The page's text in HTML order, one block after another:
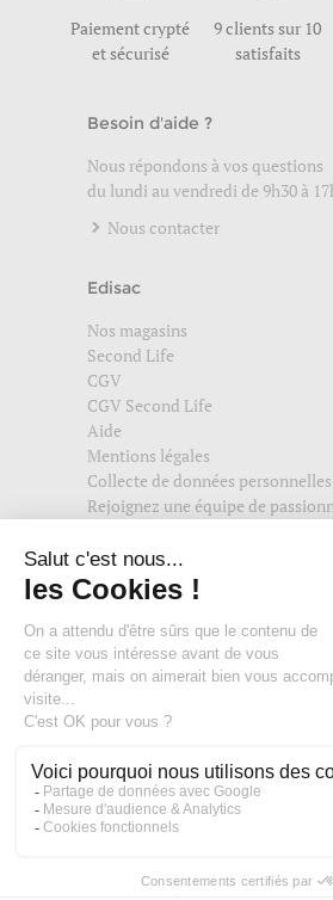
Paiement crypté
et sécurisé
9 clients sur 10
satisfaits
Besoin d'aide ?
Nous répondons à vos questions
du lundi au vendredi de 9h30 à
Nous contacter
Edisac
Nos magasins
Second Life
CGV
CGV Second Life
Aide
Mentions légales
Collecte de données personnelles
Rejoignez une équipe de
edisac.nl.
Rejoignez la communauté
Des modeuses comblées